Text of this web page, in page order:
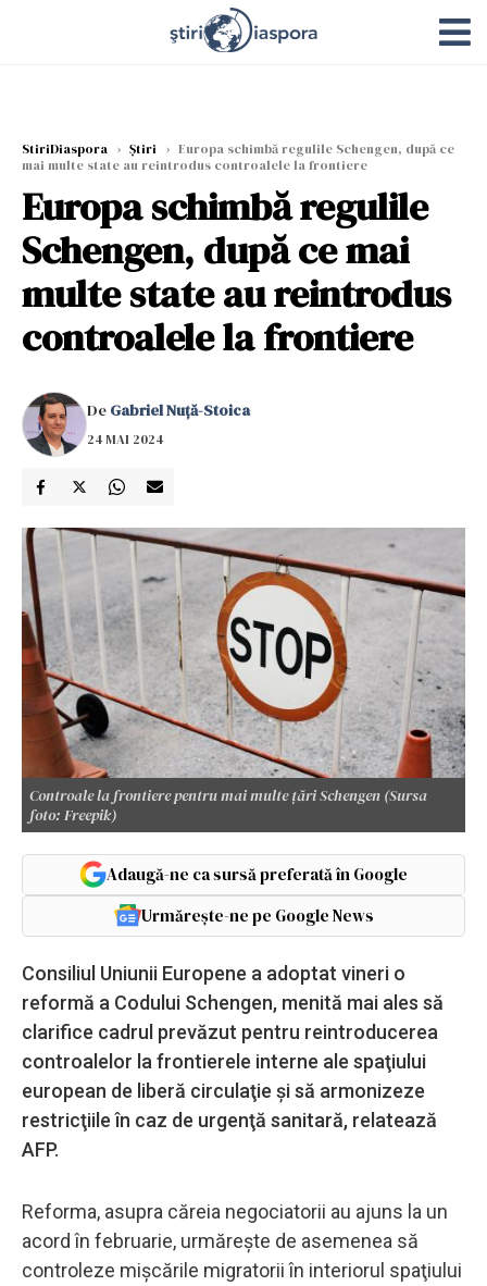
StiriDiaspora › Știri › Europa schimbă regulile Schengen, după ce
mai multe state au reintrodus controalele la frontiere
Europa schimbă regulile
Schengen, după ce mai
multe state au reintrodus
controalele la frontiere
De Gabriel Nuță-Stoica
24 MAI 2024
Controale la frontiere pentru mai multe țări Schengen (Sursa
foto: Freepik)
Adaugă-ne ca sursă preferată în Google
Urmărește-ne pe Google News
Consiliul Uniunii Europene a adoptat vineri o
reformă a Codului Schengen, menită mai ales să
clarifice cadrul prevăzut pentru reintroducerea
controalelor la frontierele interne ale spaţiului
european de liberă circulaţie şi să armonizeze
restricţiile în caz de urgenţă sanitară, relatează
AFP.
Reforma, asupra căreia negociatorii au ajuns la un
acord în februarie, urmăreşte de asemenea să
controleze mişcările migratorii în interiorul spaţiului